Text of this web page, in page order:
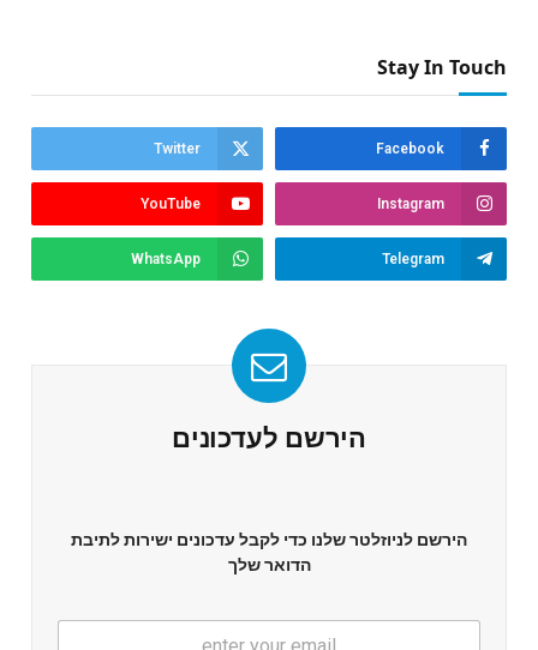
Stay In Touch
Facebook
Twitter
Instagram
YouTube
Telegram
WhatsApp
הירשם לעדכונים
הירשם לניוזלטר שלנו כדי לקבל עדכונים ישירות לתיבת
הדואר שלך